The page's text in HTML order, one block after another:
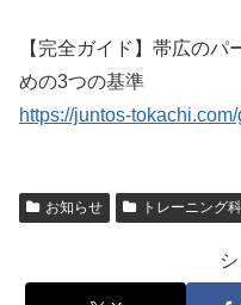
【完全ガイド】帯広の
めの3つの基準
https://juntos-
お知らせ トレーニング